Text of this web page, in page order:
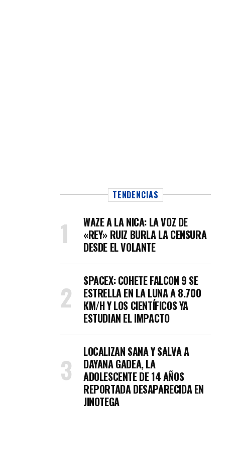
TENDENCIAS
WAZE A LA NICA: LA VOZ DE
«REY» RUIZ BURLA LA CENSURA
DESDE EL VOLANTE
SPACEX: COHETE FALCON 9 SE
ESTRELLA EN LA LUNA A 8.700
KM/H Y LOS CIENTÍFICOS YA
ESTUDIAN EL IMPACTO
LOCALIZAN SANA Y SALVA A
DAYANA GADEA, LA
ADOLESCENTE DE 14 AÑOS
REPORTADA DESAPARECIDA EN
JINOTEGA